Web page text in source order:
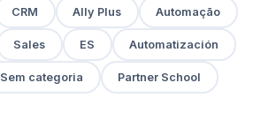
CRM Ally Plus Automação
Sales ES Automatización
Sem categoria Partner School